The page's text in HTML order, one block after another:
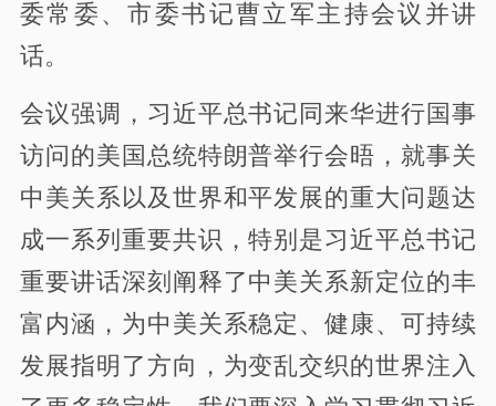
委常委、市委书记曹立军主持会议并讲
话。
会议强调，习近平总书记同来华进行国事
访问的美国总统特朗普举行会晤，就事关
中美关系以及世界和平发展的重大问题达
成一系列重要共识，特别是习近平总书记
重要讲话深刻阐释了中美关系新定位的丰
富内涵，为中美关系稳定、健康、可持续
发展指明了方向，为变乱交织的世界注入